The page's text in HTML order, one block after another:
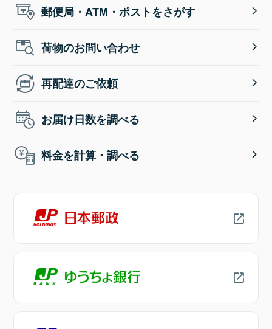
郵便局・ATM・ポストをさがす
荷物のお問い合わせ
再配達のご依頼
お届け日数を調べる
料金を計算・調べる